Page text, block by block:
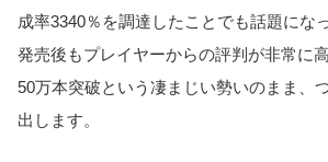
成率3340％を調達したことでも話題にな
発売後もプレイヤーからの評判が非常に
50万本突破という凄まじい勢いのまま、
出します。